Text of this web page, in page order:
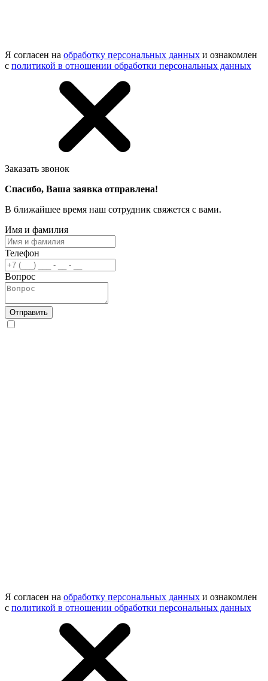
Я согласен на обработку персональных данных и ознакомлен
с политикой в отношении обработки персональных данных
Заказать звонок
Спасибо, Ваша заявка отправлена!
В ближайшее время наш сотрудник свяжется с вами.
Имя и фамилия
Телефон
Вопрос
Отправить
Я согласен на обработку персональных данных и ознакомлен
с политикой в отношении обработки персональных данных